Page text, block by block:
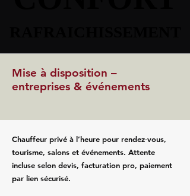
Mise à disposition –
entreprises & événements
Chauffeur privé à l’heure pour rendez‑vous,
tourisme, salons et événements. Attente
incluse selon devis, facturation pro, paiement
par lien sécurisé.